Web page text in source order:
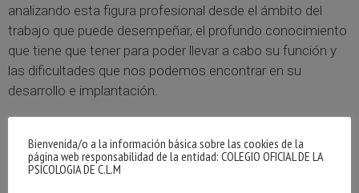
analizando esta figura profesional desde el ámbito del
trabajo que puede desempeñar, el profundo conocimiento
que tiene que tener para poder llevar a cabo su función y
las dificultades que nos podemos encontrar en su
desarrollo e implantación.
Bienvenida/o a la información básica sobre las cookies de la
página web responsabilidad de la entidad: COLEGIO OFICIAL DE LA
PSICOLOGIA DE C.L.M